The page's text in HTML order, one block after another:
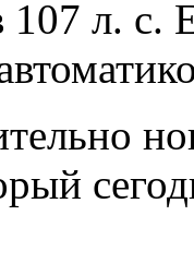
л. с.